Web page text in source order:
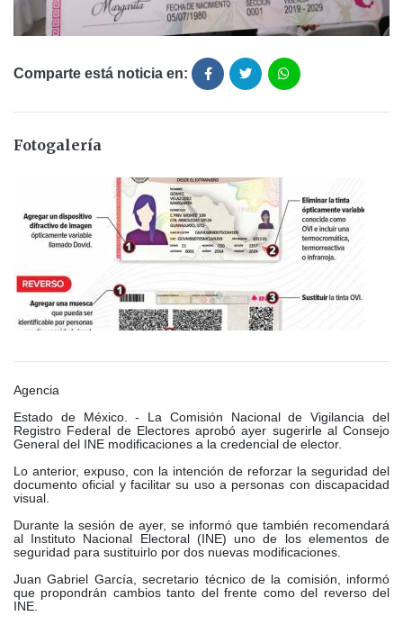
Comparte está noticia en:
Fotogalería
Agencia
Estado de México. -
La Comisión Nacional de Vigilancia del
Registro Federal de Electores aprobó ayer sugerirle al Consejo
General del INE modificaciones a la credencial de elector.
Lo anterior, expuso, con la intención de reforzar la seguridad del
documento oficial y facilitar su uso a personas con discapacidad
visual.
Durante la sesión de ayer, se informó que también recomendará
al Instituto Nacional Electoral (INE) uno de los elementos de
seguridad para sustituirlo por dos nuevas modificaciones.
Juan Gabriel García, secretario técnico de la comisión, informó
que propondrán cambios tanto del frente como del reverso del
INE.